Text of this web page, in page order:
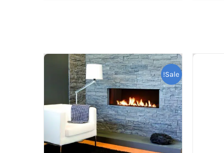
Sale!